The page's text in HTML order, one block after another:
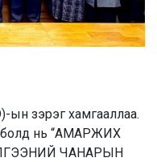
ын зэрэг хамгааллаа.
нь “АМАРЖИХ
ЧАНАРЫН